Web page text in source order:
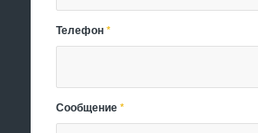
Телефон*
Сообщение*